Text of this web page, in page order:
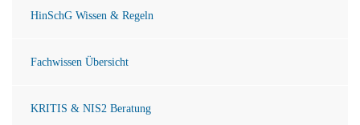
HinSchG Wissen & Regeln
Fachwissen Übersicht
KRITIS & NIS2 Beratung